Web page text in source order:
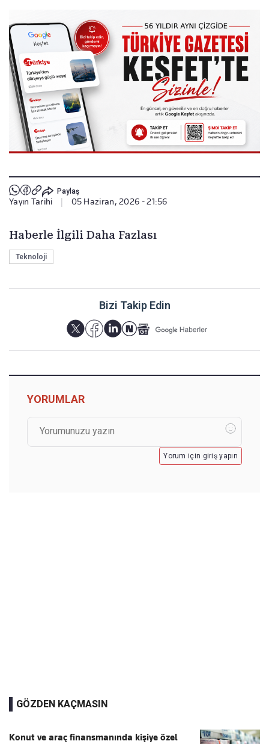
Paylaş
Yayın Tarihi 05 Haziran, 2026 - 21:56
Haberle İlgili Daha Fazlası
Teknoloji
Bizi Takip Edin
YORUMLAR
Yorum için giriş yapın
GÖZDEN KAÇMASIN
Konut ve araç finansmanında kişiye özel